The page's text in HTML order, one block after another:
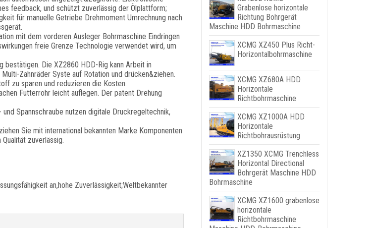
feedback, und schützt zuverlässig der Ölplattform;
für manuelle Getriebe Drehmoment Umrechnung nach
mit dem vorderen Ausleger Bohrmaschine Eindringen
freie Grenze Technologie verwendet wird, um
Die XZ2860 HDD-Rig kann Arbeit in
Zahnräder Syste auf Rotation und drücken&ziehen.
zu sparen und reduzieren die Kosten.
Futterrohr leicht auflegen. Der patent Drehung
Spannschraube nutzen digitale Druckregeltechnik,
Sie mit international bekannten Marke Komponenten
zuverlässig.
an,hohe Zuverlässigkeit;Weltbekannter
Grabenlose horizontale
Richtung Bohrgerät
Maschine HDD Bohrmaschine
XCMG XZ450 Plus Richt-
Horizontalbohrmaschine
XCMG XZ680A HDD
Horizontale
Richtbohrmaschine
XCMG XZ1000A HDD
Horizontale
Richtbohrausrüstung
XZ1350 XCMG Trenchless
Horizontal Directional
Bohrgerät Maschine HDD
Bohrmaschine
XCMG XZ1600 grabenlose
horizontale
Richtbohrmaschine